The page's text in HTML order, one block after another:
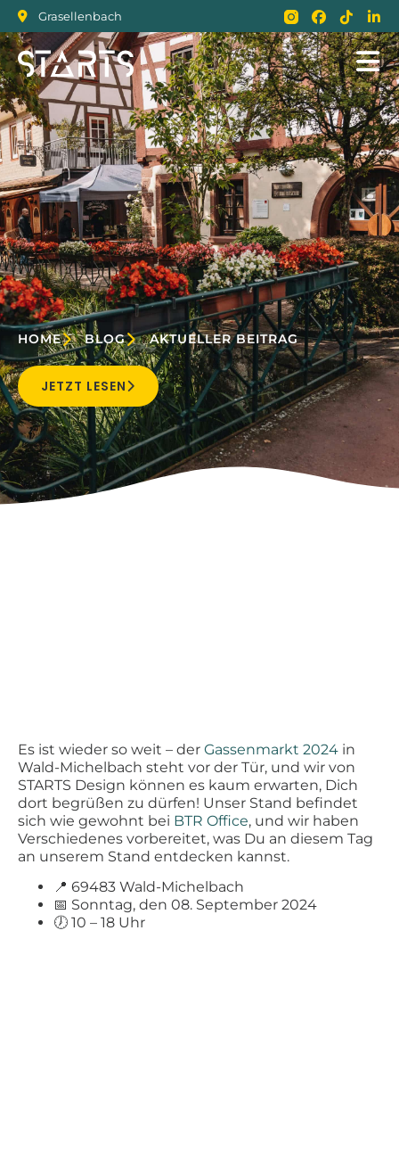
Grasellenbach
HOME BLOG AKTUELLER BEITRAG
JETZT LESEN
Es ist wieder so weit – der Gassenmarkt 2024 in
Wald-Michelbach steht vor der Tür, und wir von
STARTS Design können es kaum erwarten, Dich
dort begrüßen zu dürfen! Unser Stand befindet
sich wie gewohnt bei BTR Office, und wir haben
Verschiedenes vorbereitet, was Du an diesem Tag
an unserem Stand entdecken kannst.
📍 69483 Wald-Michelbach
📅 Sonntag, den 08. September 2024
🕖 10 – 18 Uhr